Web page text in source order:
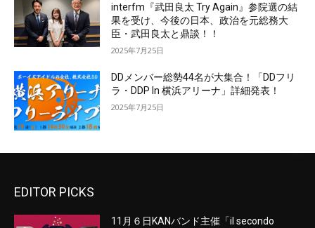
interfm『武田良太 Try Again』参院選の結
果を受け、今後の日本、政治を元総務大
臣・武田良太と鼎談！！
2025年7月25日
DDメンバー総勢44名が大集合！「DDフリ
ラ・DDP In 横浜アリーナ」詳細発表！
2025年7月25日
EDITOR PICKS
11月６日KANバンド主催「il secondo